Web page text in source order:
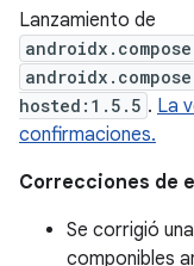
Lanzamiento de
hosted:1.5.5 . La
confirmaciones.
Correcciones de
Se corrigió
componibles